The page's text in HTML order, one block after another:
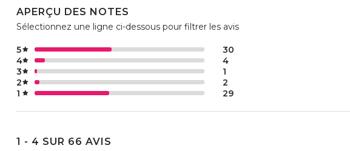
APERÇU DES NOTES
Sélectionnez une ligne ci-dessous pour filtrer les avis
1 29
2 2
3 1
4 4
5 30
1 - 4 SUR 66 AVIS